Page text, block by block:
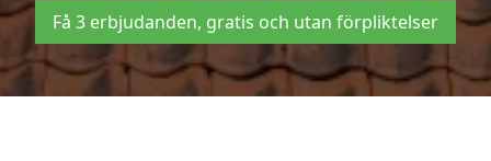
Få 3 erbjudanden, gratis och utan förpliktelser